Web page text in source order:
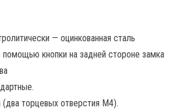
— оцинкованная сталь
помощью кнопки на задней стороне замка
торцевых отверстия М4).